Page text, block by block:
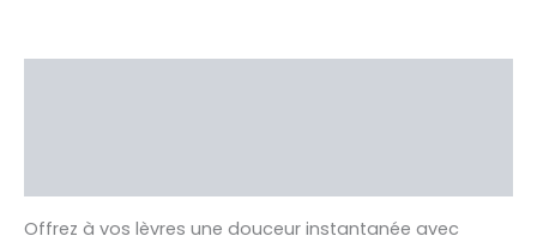
Offrez à vos lèvres une douceur instantanée avec